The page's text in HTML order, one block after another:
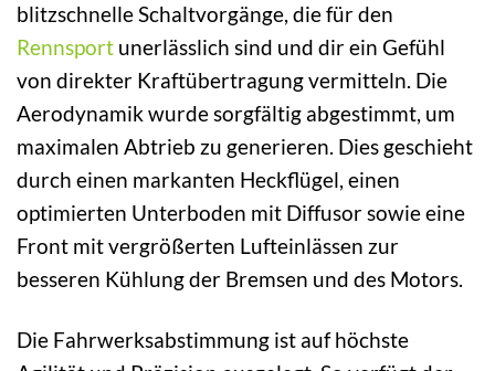
blitzschnelle Schaltvorgänge, die für den
Rennsport unerlässlich sind und dir ein Gefühl
von direkter Kraftübertragung vermitteln. Die
Aerodynamik wurde sorgfältig abgestimmt, um
maximalen Abtrieb zu generieren. Dies geschieht
durch einen markanten Heckflügel, einen
optimierten Unterboden mit Diffusor sowie eine
Front mit vergrößerten Lufteinlässen zur
besseren Kühlung der Bremsen und des Motors.
Die Fahrwerksabstimmung ist auf höchste